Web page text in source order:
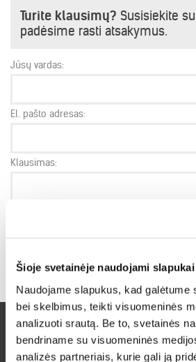
Šioje svetainėje naudojami slapukai
Naudojame slapukus, kad galėtume
bei skelbimus, teikti visuomeninės
analizuoti srautą. Be to, svetainės
bendriname su visuomeninės
analizės partneriais, kurie gali ją
Turite klausimų? Susisiekite
padėsime rasti atsakymus.
Jūsų vardas:
El. pašto adresas:
Klausimas:
INFORMACIJA